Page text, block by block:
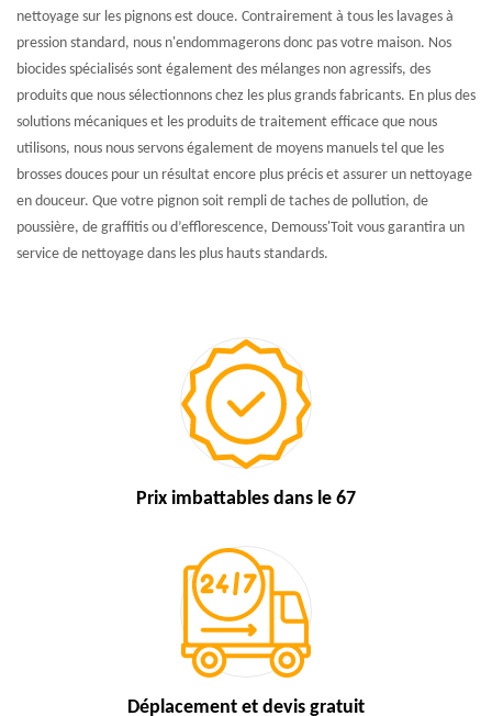
nettoyage sur les pignons est douce. Contrairement à tous les lavages à
pression standard, nous n'endommagerons donc pas votre maison. Nos
biocides spécialisés sont également des mélanges non agressifs, des
produits que nous sélectionnons chez les plus grands fabricants. En plus des
solutions mécaniques et les produits de traitement efficace que nous
utilisons, nous nous servons également de moyens manuels tel que les
brosses douces pour un résultat encore plus précis et assurer un nettoyage
en douceur. Que votre pignon soit rempli de taches de pollution, de
poussière, de graffitis ou d’efflorescence, Demouss'Toit vous garantira un
service de nettoyage dans les plus hauts standards.
Prix imbattables dans le 67
Déplacement et devis gratuit